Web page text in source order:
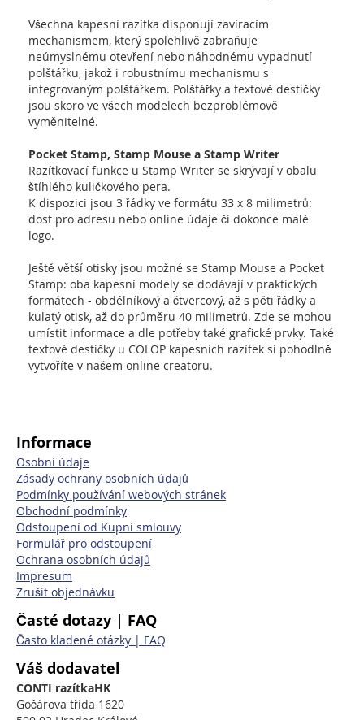
Všechna kapesní razítka disponují zavíracím
mechanismem, který spolehlivě zabraňuje
neúmyslnému otevření nebo náhodnému vypadnutí
polštářku, jakož i robustnímu mechanismu s
integrovaným polštářkem. Polštářky a textové destičky
jsou skoro ve všech modelech bezproblémově
vyměnitelné.
Pocket Stamp, Stamp Mouse a Stamp Writer
Razítkovací funkce u Stamp Writer se skrývají v obalu
štíhlého kuličkového pera.
K dispozici jsou 3 řádky ve formátu 33 x 8 milimetrů:
dost pro adresu nebo online údaje či dokonce malé
logo.
Ještě větší otisky jsou možné se Stamp Mouse a Pocket
Stamp: oba kapesní modely se dodávají v praktických
formátech - obdélníkový a čtvercový, až s pěti řádky a
kulatý otisk, až do průměru 40 milimetrů. Zde se mohou
umístit informace a dle potřeby také grafické prvky. Také
textové destičky u COLOP kapesních razítek si pohodlně
vytvoříte v našem online creatoru.
Informace
Osobní údaje
Zásady ochrany osobních údajů
Podmínky používání webových stránek
Obchodní podmínky
Odstoupení od Kupní smlouvy
Formulář pro odstoupení
Ochrana osobních údajů
Impresum
Zrušit objednávku
Časté dotazy | FAQ
Často kladené otázky | FAQ
Váš dodavatel
CONTI razítkaHK
Gočárova třída 1620